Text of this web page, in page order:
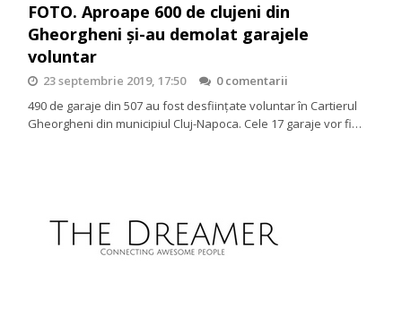
FOTO. Aproape 600 de clujeni din
Gheorgheni și-au demolat garajele
voluntar
23 septembrie 2019, 17:50
0 comentarii
490 de garaje din 507 au fost desființate voluntar în Cartierul
Gheorgheni din municipiul Cluj-Napoca. Cele 17 garaje vor fi…